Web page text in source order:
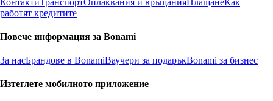
работят кредитите
Повече информация за Bonami
За насБрандове в BonamiВаучери за подаръкBonami за бизнес
Изтеглете мобилното приложение